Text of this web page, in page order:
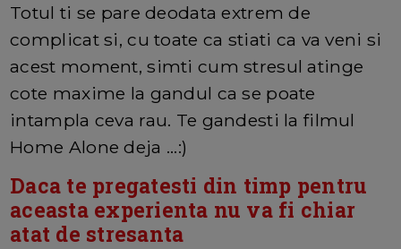
Totul ti se pare deodata extrem de
complicat si, cu toate ca stiati ca va veni si
acest moment, simti cum stresul atinge
cote maxime la gandul ca se poate
intampla ceva rau. Te gandesti la filmul
Home Alone deja ...:)
Daca te pregatesti din timp pentru
aceasta experienta nu va fi chiar
atat de stresanta